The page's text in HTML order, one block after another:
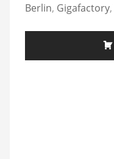
Berlin, Gigafactory,